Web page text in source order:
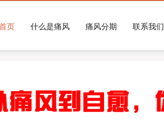
页 什么是痛风 痛风分期 联系我们